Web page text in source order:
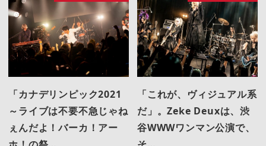
「カナデリンピック2021
～ライブは不要不急じゃね
ぇんだよ！バーカ！アー
「これが、ヴィジュアル系
だ」。Zeke Deuxは、渋
谷WWWワンマン公演で、